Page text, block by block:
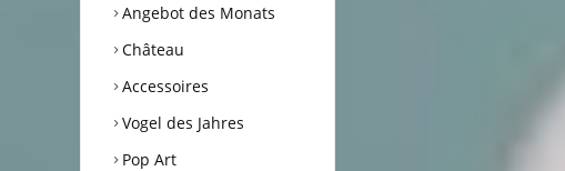
Angebot des Monats
Château
Accessoires
Vogel des Jahres
Pop Art